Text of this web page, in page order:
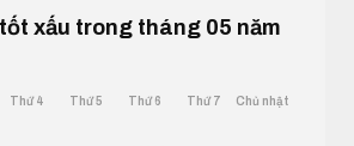
xấu trong tháng 05 năm
Thứ 4 Thứ 5 Thứ 6 Thứ 7 Chủ nhật